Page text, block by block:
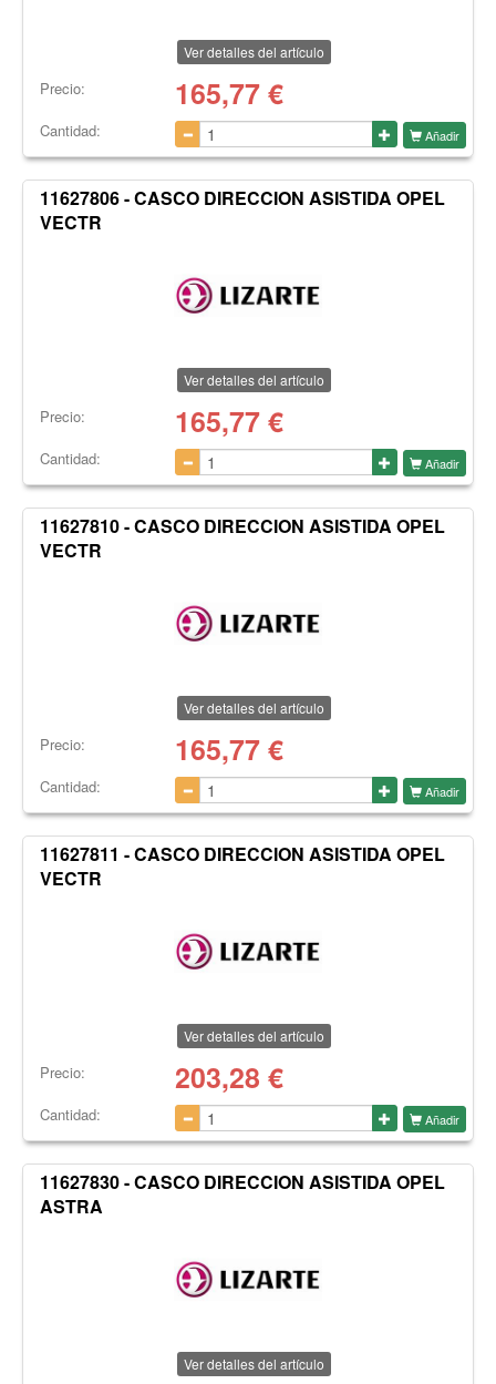
Ver detalles del artículo
Precio: 165,77€
Cantidad: Añadir
11627806 - CASCO DIRECCION ASISTIDA OPEL
VECTR
Ver detalles del artículo
Precio: 165,77€
Cantidad: Añadir
11627810 - CASCO DIRECCION ASISTIDA OPEL
VECTR
Ver detalles del artículo
Precio: 165,77€
Cantidad: Añadir
11627811 - CASCO DIRECCION ASISTIDA OPEL
VECTR
Ver detalles del artículo
Precio: 203,28 €
Cantidad: Añadir
11627830 - CASCO DIRECCION ASISTIDA OPEL
ASTRA
Ver detalles del artículo